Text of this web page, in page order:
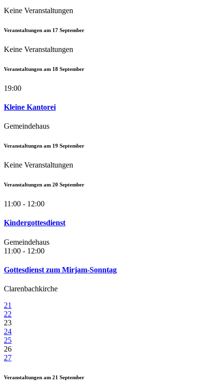
Keine Veranstaltungen
Veranstaltungen am 17 September
Keine Veranstaltungen
Veranstaltungen am 18 September
19:00
Kleine Kantorei
Gemeindehaus
Veranstaltungen am 19 September
Keine Veranstaltungen
Veranstaltungen am 20 September
11:00 - 12:00
Kindergottesdienst
Gemeindehaus
11:00 - 12:00
Gottesdienst zum Mirjam-Sonntag
Clarenbachkirche
21
22
23
24
25
26
27
Veranstaltungen am 21 September